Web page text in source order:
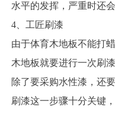
水平的发挥，严重时还
4、工匠刷漆
由于体育木地板不能打
木地板就要进行一次刷
除了要采购水性漆，还
刷漆这一步骤十分关键